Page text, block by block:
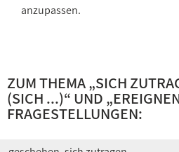
anzupassen.
ZUM THEMA „SICH
(SICH ...)“ UND „
FRAGESTELLUNGEN: